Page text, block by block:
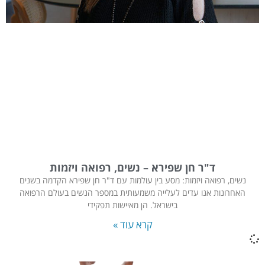
ד"ר חן שפירא – נשים, רפואה ויזמות
נשים, רפואה ויזמות: מסע בין עולמות עם ד"ר חן שפירא הקדמה בשנים
האחרונות אנו עדים לעלייה משמעותית במספר הנשים בעולם הרפואה
בישראל. הן מאיישות תפקידי
קרא עוד »